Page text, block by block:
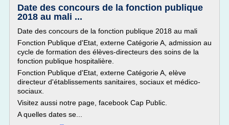
Date des concours de la fonction publique
2018 au mali ...
Date des concours de la fonction publique 2018 au mali
Fonction Publique d'Etat, externe Catégorie A, admission au
cycle de formation des élèves-directeurs des soins de la
fonction publique hospitalière.
Fonction Publique d'Etat, externe Catégorie A, elève
directeur d'établissements sanitaires, sociaux et médico-
sociaux.
Visitez aussi notre page, facebook Cap Public.
A quelles dates se...